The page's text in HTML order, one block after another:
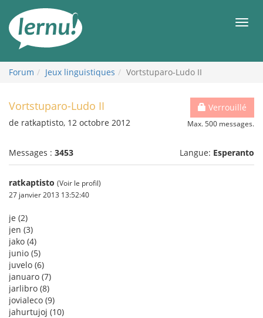
contenu
Forum Jeux linguistiques Vortstuparo-Ludo II
Verrouillé
Max. 500 messages.
Vortstuparo-Ludo II
de ratkaptisto, 12 octobre 2012
Messages : 3453 Langue: Esperanto
ratkaptisto (Voir le profil)
27 janvier 2013 13:52:40
je (2)
jen (3)
jako (4)
junio (5)
juvelo (6)
januaro (7)
jarlibro (8)
jovialeco (9)
jahurtujoj (10)